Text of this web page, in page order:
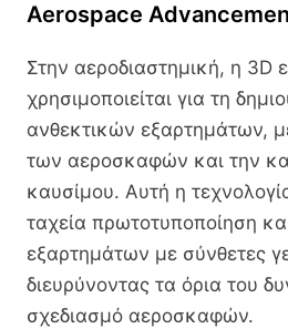
Aerospace
Στην αεροδιαστημική, η 3D
χρησιμοποιείται για τη
ανθεκτικών εξαρτημάτων,
των αεροσκαφών και την
καυσίμου. Αυτή η
ταχεία πρωτοτυποποίηση
εξαρτημάτων με σύνθετες
διευρύνοντας τα όρια του
σχεδιασμό αεροσκαφών.